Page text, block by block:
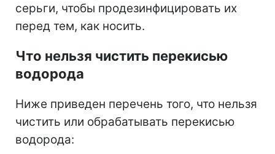
серьги, чтобы продезинфицировать их
перед тем, как носить.
Что нельзя чистить перекисью
водорода
Ниже приведен перечень того, что нельзя
чистить или обрабатывать перекисью
водорода: